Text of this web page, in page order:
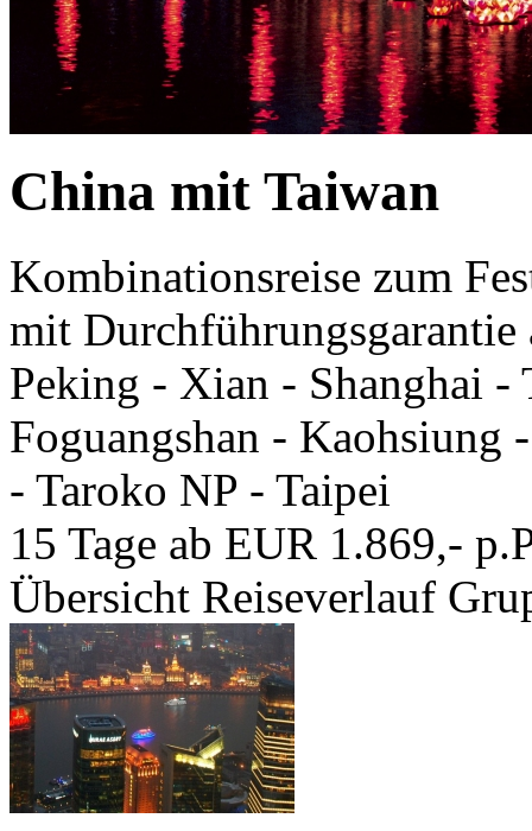
China mit Taiwan
Kombinationsreise zum
mit Durchführungsgarantie
Peking - Xian - Shanghai -
Foguangshan -
- Taroko NP - Taipei
15 Tage ab EUR 1.869,-
Übersicht Reiseverlauf